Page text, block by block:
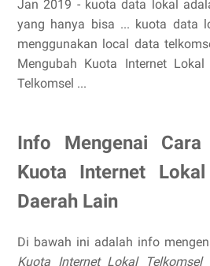
Jan 2019 - kuota data lokal
yang hanya bisa ... kuota data
menggunakan local data
Mengubah Kuota Internet
Telkomsel ...
Info Mengenai Cara
Kuota Internet
Daerah Lain
Di bawah ini adalah info
Kuota Internet Lokal